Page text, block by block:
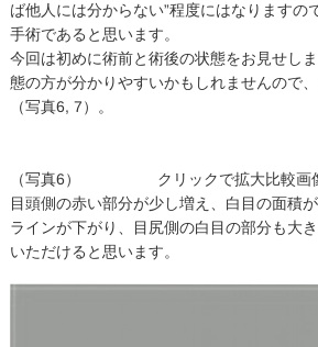
ば他人には分からない”程度にはなりますの
手術であると思います。
今回は初めに術前と術後の状態をお見せし
態の方が分かりやすいかもしれませんので
（写真6, 7）。
（写真6） クリックで拡大比
目頭側の赤い部分が少し増え、白目の面積
ラインが下がり、目尻側の白目の部分も大
いただけると思います。